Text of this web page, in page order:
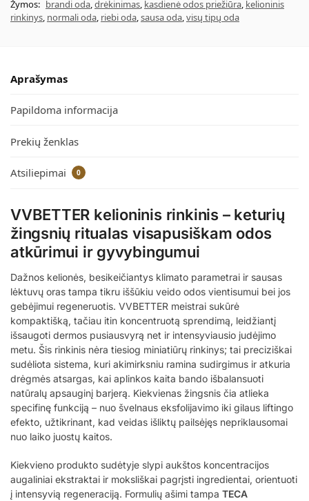
Žymos: brandi oda,drėkinimas, kasdienė odos priežiūra, kelioninis
rinkinys, normali oda, riebi oda,sausa oda,visų tipų oda
Aprašymas
Papildoma informacija
Prekių ženklas
Atsiliepimai 0
VVBETTER kelioninis rinkinis – keturių
žingsnių ritualas visapusiškam odos
atkūrimui ir gyvybingumui
Dažnos kelionės, besikeičiantys klimato parametrai ir sausas
lėktuvų oras tampa tikru iššūkiu veido odos vientisumui bei jos
gebėjimui regeneruotis. VVBETTER meistrai sukūrė
kompaktišką, tačiau itin koncentruotą sprendimą, leidžiantį
išsaugoti dermos pusiausvyrą net ir intensyviausio judėjimo
metu. Šis rinkinis nėra tiesiog miniatiūrų rinkinys; tai preciziškai
sudėliota sistema, kuri akimirksniu ramina sudirgimus ir atkuria
drėgmės atsargas, kai aplinkos kaita bando išbalansuoti
natūralų apsauginį barjerą. Kiekvienas žingsnis čia atlieka
specifinę funkciją – nuo švelnaus eksfolijavimo iki gilaus liftingo
efekto, užtikrinant, kad veidas išliktų pailsėjęs nepriklausomai
nuo laiko juostų kaitos.
Kiekvieno produkto sudėtyje slypi aukštos koncentracijos
augaliniai ekstraktai ir moksliškai pagrįsti ingredientai, orientuoti
į intensyvią regeneraciją. Formulių ašimi tampa TECA